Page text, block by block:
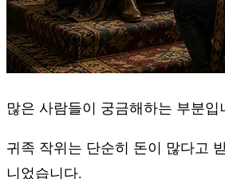
많은 사람들이 궁금해하는 부분입
귀족 작위는 단순히 돈이 많다고
니었습니다.